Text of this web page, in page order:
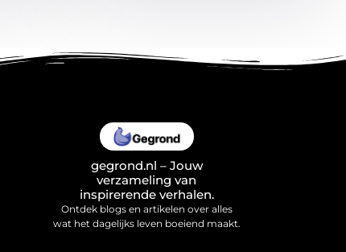
gegrond.nl – Jouw
verzameling van
inspirerende verhalen.
Ontdek blogs en artikelen over alles
wat het dagelijks leven boeiend maakt.